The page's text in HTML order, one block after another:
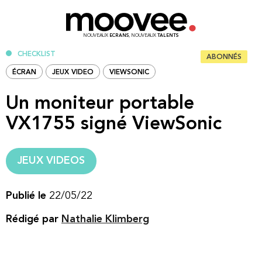
NOUVEAUX ECRANS, NOUVEAUX TALENTS
CHECKLIST ABONNÉS
ÉCRAN JEUX VIDEO VIEWSONIC
Un moniteur portable
VX1755 signé ViewSonic
JEUX VIDEOS
Publié le 22/05/22
Rédigé par Nathalie Klimberg